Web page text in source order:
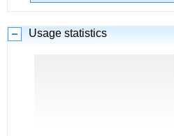
Usage statistics